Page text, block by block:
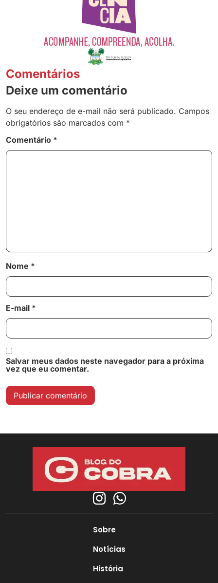
Comentários
Deixe um comentário
O seu endereço de e-mail não será publicado. Campos
obrigatórios são marcados com *
Comentário *
Nome *
E-mail *
Salvar meus dados neste navegador para a próxima
vez que eu comentar.
Sobre
Notícias
História